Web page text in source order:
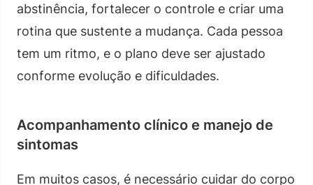
abstinência, fortalecer o controle e criar uma
rotina que sustente a mudança. Cada pessoa
tem um ritmo, e o plano deve ser ajustado
conforme evolução e dificuldades.
Acompanhamento clínico e manejo de
sintomas
Em muitos casos, é necessário cuidar do corpo